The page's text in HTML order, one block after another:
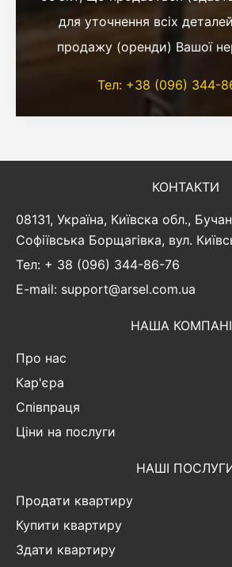
для уточнення всіх
продажу (оренди) Вашої
Тел: +38 (096) 344-
КОНТАКТИ
08131, Україна, Київска обл.,
Софіївська Борщагівка, вул.
Тел: + 38 (096) 344-86-76
E-mail: support@arsel.com.ua
НАША
Про нас
Кар'єра
Співпраця
Ціни на послуги
НАШІ
Продати квартиру
Купити квартиру
Здати квартиру